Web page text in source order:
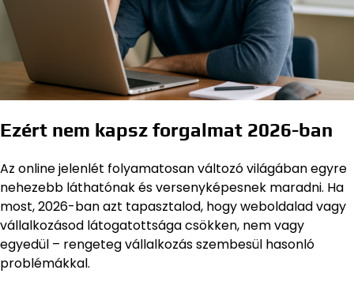
Ezért nem kapsz forgalmat 2026-ban
Az online jelenlét folyamatosan változó világában egyre
nehezebb láthatónak és versenyképesnek maradni. Ha
most, 2026-ban azt tapasztalod, hogy weboldalad vagy
vállalkozásod látogatottsága csökken, nem vagy
egyedül – rengeteg vállalkozás szembesül hasonló
problémákkal.